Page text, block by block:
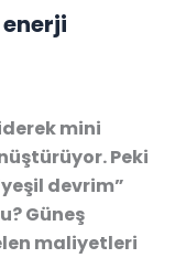
mini
Peki
devrim”
Güneş
maliyetleri